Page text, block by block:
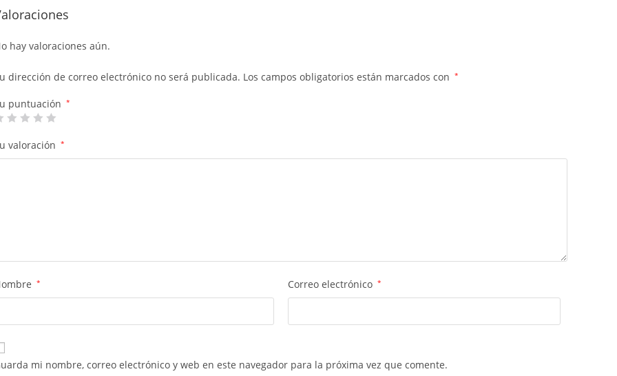
hay valoraciones aún.
dirección de correo electrónico no será publicada. Los campos obligatorios están marcados con *
puntuación *
valoración *
* Correo electrónico *
mi nombre, correo electrónico y web en este navegador para la próxima vez que comente.